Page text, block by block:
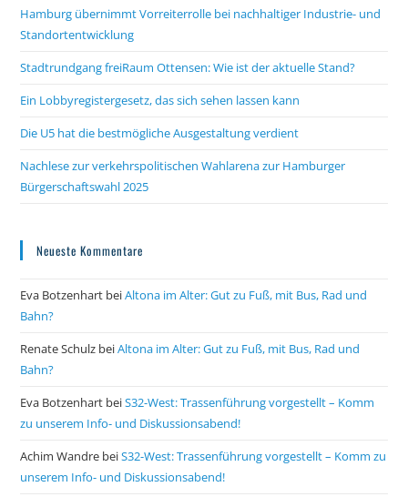
Hamburg übernimmt Vorreiterrolle bei nachhaltiger Industrie- und
Standortentwicklung
Stadtrundgang freiRaum Ottensen: Wie ist der aktuelle Stand?
Ein Lobbyregistergesetz, das sich sehen lassen kann
Die U5 hat die bestmögliche Ausgestaltung verdient
Nachlese zur verkehrspolitischen Wahlarena zur Hamburger
Bürgerschaftswahl 2025
Neueste Kommentare
Eva Botzenhart beiAltona im Alter: Gut zu Fuß, mit Bus, Rad und
Bahn?
Renate Schulz beiAltona im Alter: Gut zu Fuß, mit Bus, Rad und
Bahn?
Eva Botzenhart beiS32-West: Trassenführung vorgestellt – Komm
zu unserem Info- und Diskussionsabend!
Achim Wandre beiS32-West: Trassenführung vorgestellt – Komm zu
unserem Info- und Diskussionsabend!